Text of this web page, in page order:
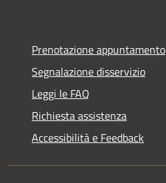
Prenotazione appuntamento
Segnalazione disservizio
Leggi le FAQ
Richiesta assistenza
Accessibilità e Feedback